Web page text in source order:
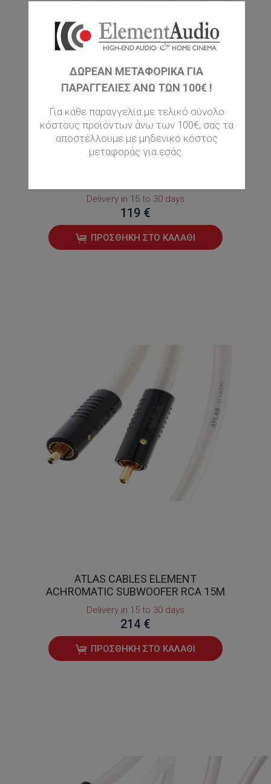
Delivery in 15 to 30 days
119 €
ΠΡΟΣΘΉΚΗ ΣΤΟ ΚΑΛΆΘΙ
ATLAS CABLES ELEMENT
ACHROMATIC SUBWOOFER RCA 15Μ
Delivery in 15 to 30 days
214 €
ΠΡΟΣΘΉΚΗ ΣΤΟ ΚΑΛΆΘΙ
ΔΩΡΕΑΝ ΜΕΤΑΦΟΡΙΚΆ ΓΙΑ
ΠΑΡΑΓΓΕΛΊΕΣ ΆΝΩ ΤΩΝ 100€ !
Για κάθε παραγγελία με τελικό σύνολο
κόστους προϊόντων άνω των 100€, σας τα
αποστέλλουμε με μηδενικό κόστος
μεταφοράς για εσάς.